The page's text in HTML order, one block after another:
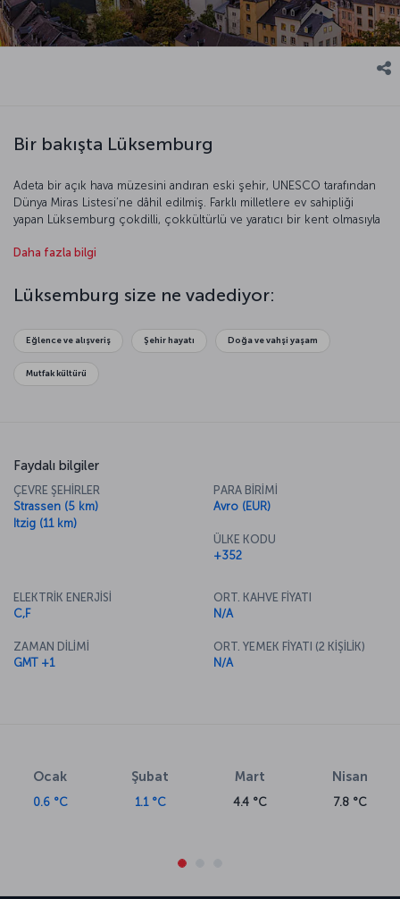
Bir bakışta Lüksemburg
Adeta bir açık hava müzesini andıran eski şehir, UNESCO tarafından
Dünya Miras Listesi’ne dâhil edilmiş. Farklı milletlere ev sahipliği
yapan Lüksemburg çokdilli, çokkültürlü ve yaratıcı bir kent olmasıyla
gökdelenleri ve tarihiyle dikkat çeken Lüksemburg’un dünyada kişi
ekleyelim.
Daha fazla bilgi
Lüksemburg size ne vadediyor:
Eğlence ve alışveriş Şehir hayatı Doğa ve vahşi yaşam
Mutfak kültürü
Faydalı bilgiler
ÇEVRE ŞEHİRLER
Strassen (5 km)
Itzig (11 km)
PARA BİRİMİ
Avro (EUR)
ÜLKE KODU
+352
ELEKTRİK ENERJİSİ
C,F
ZAMAN DİLİMİ
GMT +1
ORT. KAHVE FİYATI
N/A
ORT. YEMEK FİYATI (2 KİŞİLİK)
N/A
Ocak
0.6 °C
Şubat
1.1 °C
Mart
4.4 °C
Nisan
7.8 °C